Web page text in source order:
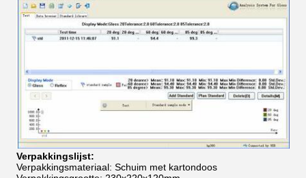
Verpakkingslijst:
Verpakkingsmateriaal: Schuim met kartondoos